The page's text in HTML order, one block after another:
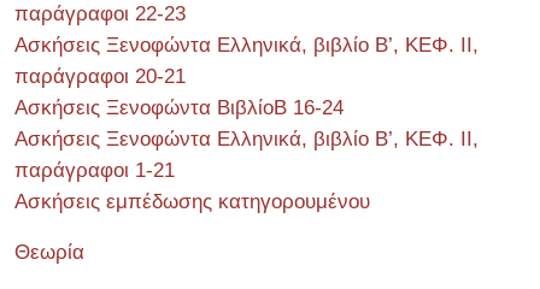
παράγραφοι 22-23
Ασκήσεις Ξενοφώντα Ελληνικά, βιβλίο Β’, ΚΕΦ. II,
παράγραφοι 20-21
Ασκήσεις Ξενοφώντα ΒιβλίοΒ 16-24
Ασκήσεις Ξενοφώντα Ελληνικά, βιβλίο Β’, ΚΕΦ. II,
παράγραφοι 1-21
Ασκήσεις εμπέδωσης κατηγορουμένου
Θεωρία